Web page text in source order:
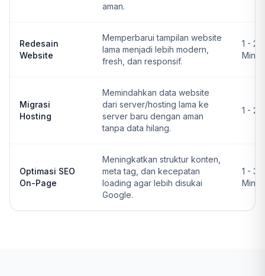
aman.
Redesain
Website
Memperbarui tampilan website
lama menjadi lebih modern,
fresh, dan responsif.
1 - 2
Migrasi
Hosting
Memindahkan data website
dari server/hosting lama ke
server baru dengan aman
tanpa data hilang.
1 - 2
Optimasi SEO
On-Page
Meningkatkan struktur konten,
meta tag, dan kecepatan
loading agar lebih disukai
Google.
1 - 3